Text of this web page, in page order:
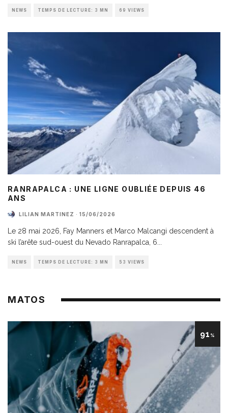
NEWS TEMPS DE LECTURE: 3 MN 69 VIEWS
RANRAPALCA : UNE LIGNE OUBLIÉE DEPUIS 46
ANS
LILIAN MARTINEZ · 15/06/2026
Le 28 mai 2026, Fay Manners et Marco Malcangi descendent à
ski l’arête sud-ouest du Nevado Ranrapalca, 6
NEWS TEMPS DE LECTURE: 3 MN 53 VIEWS
MATOS
91 %